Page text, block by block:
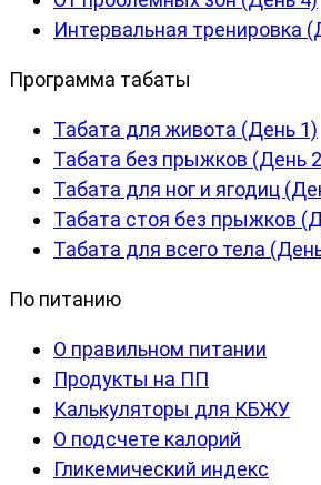
Интервальная тренировка
Программа табаты
Табата для живота (День 1)
Табата без прыжков (День
Табата для ног и ягодиц
Табата стоя без прыжков
Табата для всего тела
По питанию
О правильном питании
Продукты на ПП
Калькуляторы для КБЖУ
О подсчете калорий
Гликемический индекс